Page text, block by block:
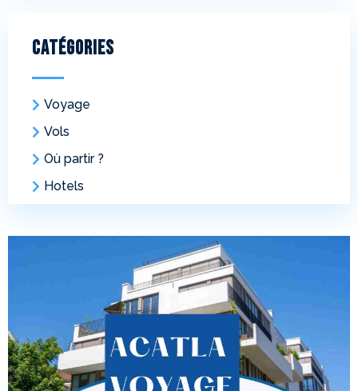
Catégories
Voyage
Vols
Où partir ?
Hotels